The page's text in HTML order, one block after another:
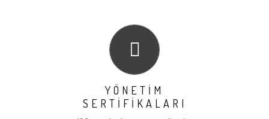
YÖNETİM
SERTİFİKALARI